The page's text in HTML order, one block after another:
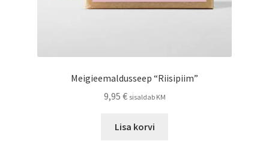
Meigieemaldusseep “Riisipiim”
9,95 € sisaldab KM
Lisa korvi